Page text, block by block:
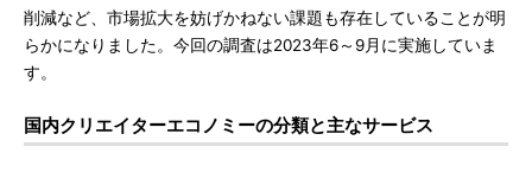
削減など、市場拡大を妨げかねない課題も存在していることが明
らかになりました。今回の調査は2023年6～9月に実施していま
す。
国内クリエイターエコノミーの分類と主なサービス